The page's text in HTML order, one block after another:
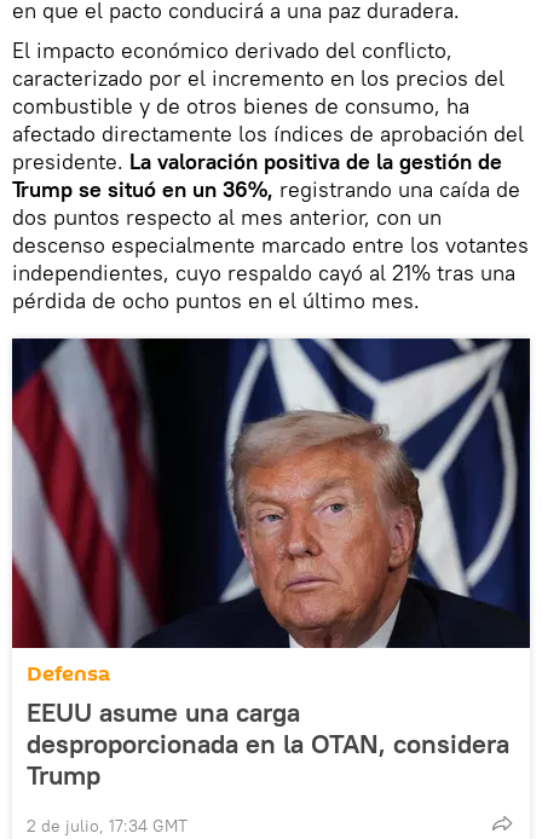
en que el pacto conducirá a una paz duradera.
El impacto económico derivado del conflicto,
caracterizado por el incremento en los precios del
combustible y de otros bienes de consumo, ha
afectado directamente los índices de aprobación del
presidente. La valoración positiva de la gestión de
Trump se situó en un 36%, registrando una caída de
dos puntos respecto al mes anterior, con un
descenso especialmente marcado entre los votantes
independientes, cuyo respaldo cayó al 21% tras una
pérdida de ocho puntos en el último mes.
Defensa
EEUU asume una carga
desproporcionada en la OTAN, considera
Trump
2 de julio, 17:34 GMT